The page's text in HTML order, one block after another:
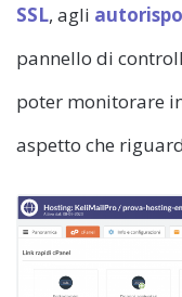
SSL, agli
pannello di
poter monitorare
aspetto che